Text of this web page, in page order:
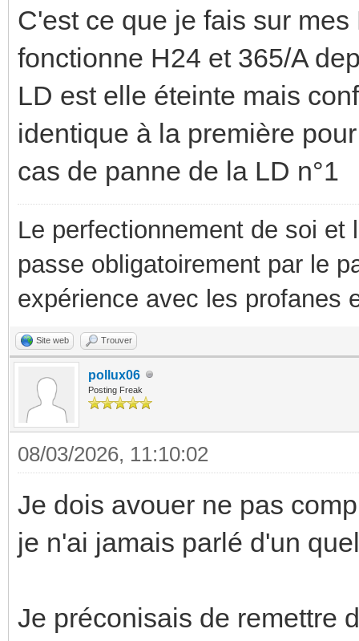
C'est ce que je fais sur
fonctionne H24 et 365/A
LD est elle éteinte mais
identique à la première
cas de panne de la LD n°1
Le perfectionnement de soi
passe obligatoirement par le
expérience avec les profanes
Site web Trouver
pollux06
Posting Freak
08/03/2026, 11:10:02
Je dois avouer ne pas
je n'ai jamais parlé d'un
Je préconisais de remettre